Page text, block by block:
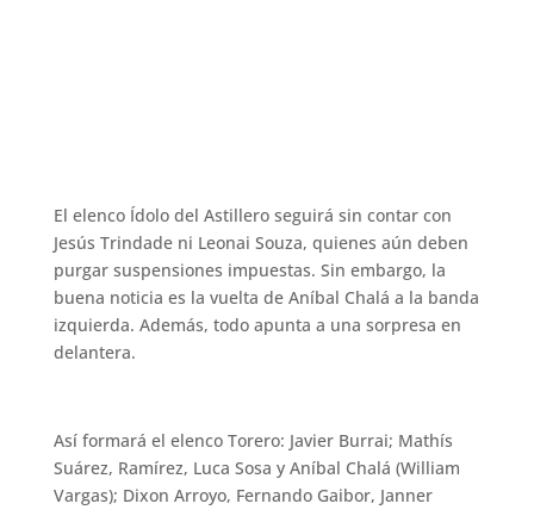
El elenco Ídolo del Astillero seguirá sin contar con
Jesús Trindade ni Leonai Souza, quienes aún deben
purgar suspensiones impuestas. Sin embargo, la
buena noticia es la vuelta de Aníbal Chalá a la banda
izquierda. Además, todo apunta a una sorpresa en
delantera.
Así formará el elenco Torero: Javier Burrai; Mathís
Suárez, Ramírez, Luca Sosa y Aníbal Chalá (William
Vargas); Dixon Arroyo, Fernando Gaibor, Janner